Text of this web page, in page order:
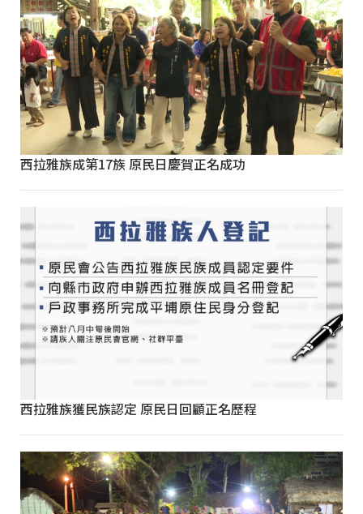
西拉雅族成第17族 原民日慶賀正名成功
西拉雅族獲民族認定 原民日回顧正名歷程